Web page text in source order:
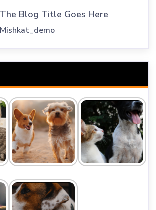
The Blog Title Goes Here
Mishkat_demo